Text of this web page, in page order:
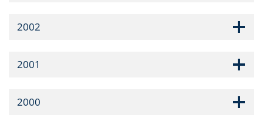
2002
2001
2000